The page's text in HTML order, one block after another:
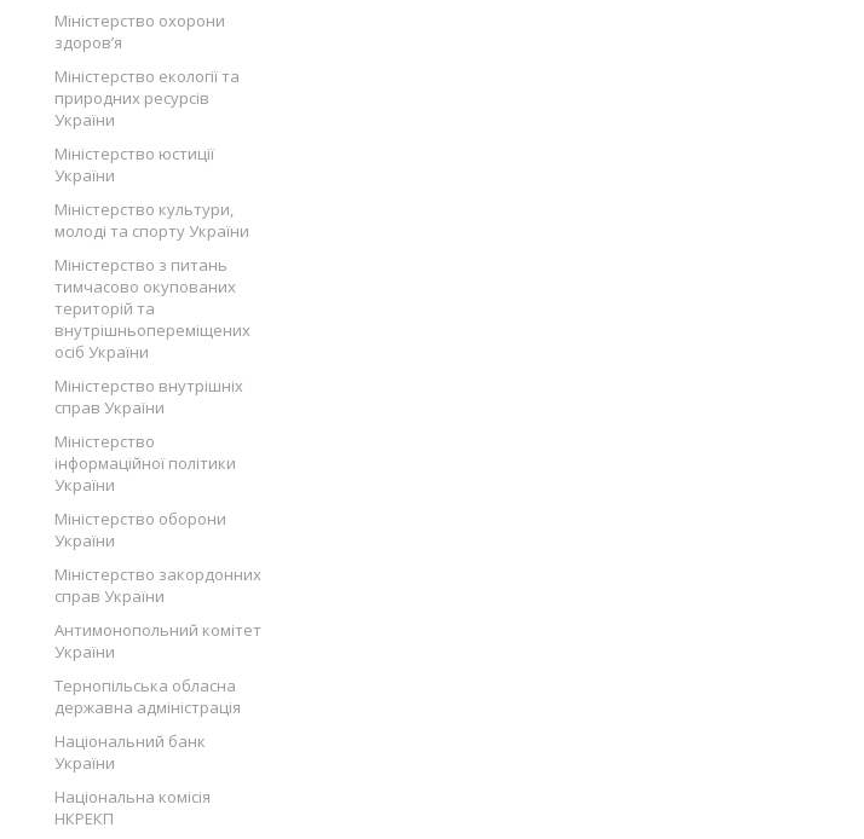
Міністерство охорони
здоров’я
Міністерство екології та
природних ресурсів
України
Міністерство юстиції
України
Міністерство культури,
молоді та спорту України
Міністерство з питань
тимчасово окупованих
територій та
внутрішньопереміщених
осіб України
Міністерство внутрішніх
справ України
Міністерство
інформаційної політики
України
Міністерство оборони
України
Міністерство закордонних
справ України
Антимонопольний комітет
України
Тернопільська обласна
державна адміністрація
Національний банк
України
Національна комісія
НКРЕКП